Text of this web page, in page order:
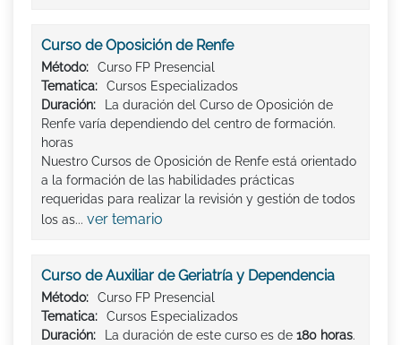
Curso de Oposición de Renfe
Método:
Curso FP Presencial
Tematica:
Cursos Especializados
Duración:
La duración del Curso de Oposición de
Renfe varía dependiendo del centro de formación.
horas
Nuestro Cursos de Oposición de Renfe está orientado
a la formación de las habilidades prácticas
requeridas para realizar la revisión y gestión de todos
los as... ver temario
Curso de Auxiliar de Geriatría y Dependencia
Método:
Curso FP Presencial
Tematica:
Cursos Especializados
Duración:
La duración de este curso es de 180 horas.